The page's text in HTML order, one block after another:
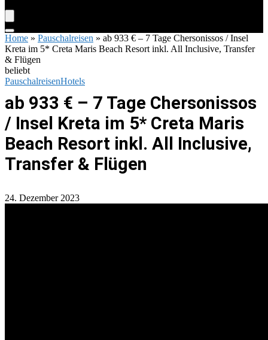
Home » Pauschalreisen » ab 933 € – 7 Tage Chersonissos / Insel
Kreta im 5* Creta Maris Beach Resort inkl. All Inclusive, Transfer
& Flügen
beliebt
PauschalreisenHotels
ab 933 € – 7 Tage Chersonissos
/ Insel Kreta im 5* Creta Maris
Beach Resort inkl. All Inclusive,
Transfer & Flügen
24. Dezember 2023